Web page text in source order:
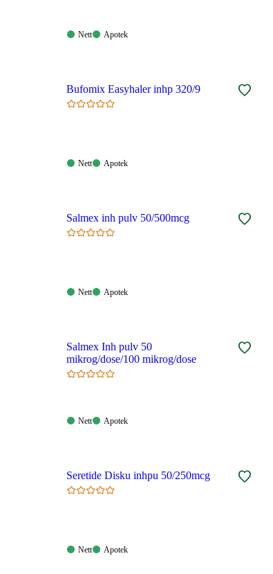
Nett:
Nett
Apotek:
Apotek
Bufomix Easyhaler inhp 320/9
Nett:
Nett
Apotek:
Apotek
Salmex inh pulv 50/500mcg
Nett:
Nett
Apotek:
Apotek
Salmex Inh pulv 50
mikrog/dose/100 mikrog/dose
Nett:
Nett
Apotek:
Apotek
Seretide Disku inhpu 50/250mcg
Nett:
Nett
Apotek:
Apotek